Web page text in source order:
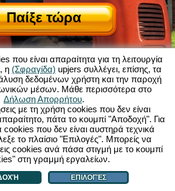
Παίξε τώρα
με το My Free Farm|
αυτό το παιχνίδι browser
Επικοινωνία/Συντελεστές|
Προσωπικών Δεδομένων|Κανόνες| Φόρουμ|
Free Farm 2 App |Google Play| App Store|
- upjers.com|Διαχείριση Cookies
που είναι απαραίτητα για τη λειτουργία
η (Σφραγίδα) upjers συλλέγει, επίσης, τα
δεδομένων χρήστη και την παροχή
μέσων. Μάθε περισσότερα στο
Δήλωση Απορρήτου.
με τη χρήση cookies που δεν είναι
πάτα το κουμπί "Αποδοχή". Για
cookies που δεν είναι αυστηρά τεχνικά
το πλαίσιο "Επιλογές". Μπορείς να
cookies ανά πάσα στιγμή με το κουμπί
στη γραμμή εργαλείων.
ΕΠΙΛΟΓΈΣ